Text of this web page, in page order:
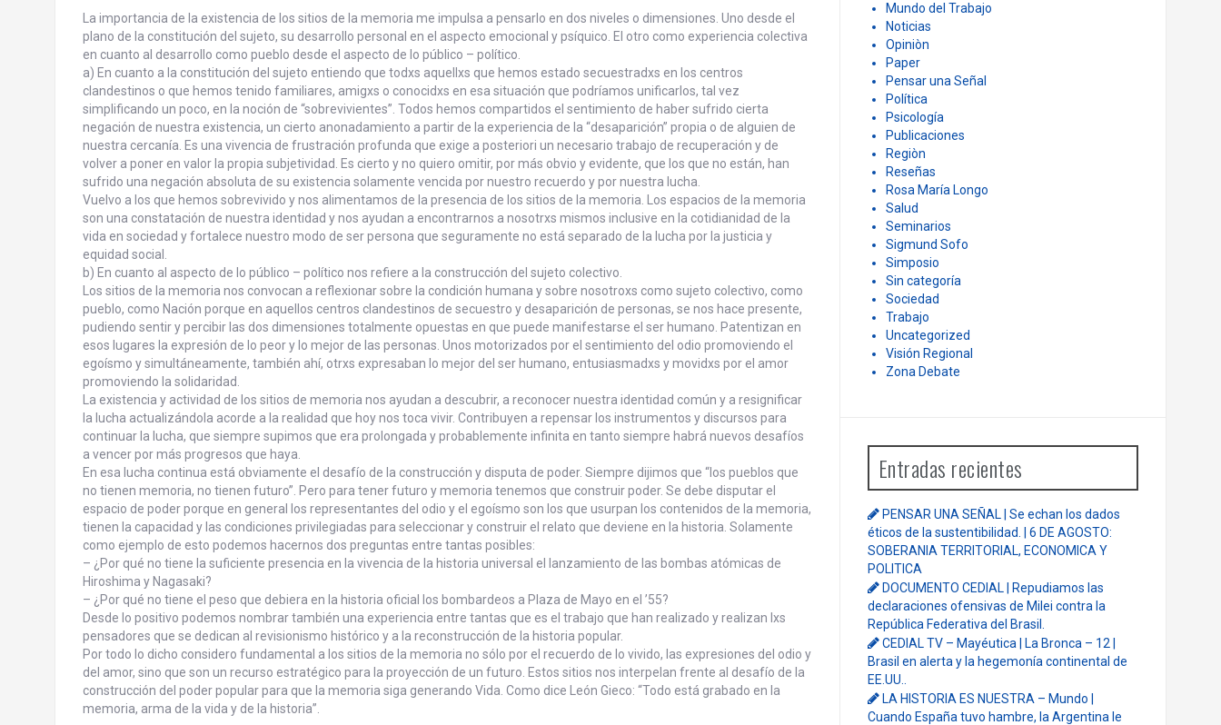
La importancia de la existencia de los sitios de la memoria me impulsa a pensarlo en dos niveles o dimensiones. Uno desde el
plano de la constitución del sujeto, su desarrollo personal en el aspecto emocional y psíquico. El otro como experiencia colectiva
en cuanto al desarrollo como pueblo desde el aspecto de lo público – político.
a) En cuanto a la constitución del sujeto entiendo que todxs aquellxs que hemos estado secuestradxs en los centros
clandestinos o que hemos tenido familiares, amigxs o conocidxs en esa situación que podríamos unificarlos, tal vez
simplificando un poco, en la noción de “sobrevivientes”. Todos hemos compartidos el sentimiento de haber sufrido cierta
negación de nuestra existencia, un cierto anonadamiento a partir de la experiencia de la “desaparición” propia o de alguien de
nuestra cercanía. Es una vivencia de frustración profunda que exige a posteriori un necesario trabajo de recuperación y de
volver a poner en valor la propia subjetividad. Es cierto y no quiero omitir, por más obvio y evidente, que los que no están, han
sufrido una negación absoluta de su existencia solamente vencida por nuestro recuerdo y por nuestra lucha.
Vuelvo a los que hemos sobrevivido y nos alimentamos de la presencia de los sitios de la memoria. Los espacios de la memoria
son una constatación de nuestra identidad y nos ayudan a encontrarnos a nosotrxs mismos inclusive en la cotidianidad de la
vida en sociedad y fortalece nuestro modo de ser persona que seguramente no está separado de la lucha por la justicia y
equidad social.
b) En cuanto al aspecto de lo público – político nos refiere a la construcción del sujeto colectivo.
Los sitios de la memoria nos convocan a reflexionar sobre la condición humana y sobre nosotroxs como sujeto colectivo, como
pueblo, como Nación porque en aquellos centros clandestinos de secuestro y desaparición de personas, se nos hace presente,
pudiendo sentir y percibir las dos dimensiones totalmente opuestas en que puede manifestarse el ser humano. Patentizan en
esos lugares la expresión de lo peor y lo mejor de las personas. Unos motorizados por el sentimiento del odio promoviendo el
egoísmo y simultáneamente, también ahí, otrxs expresaban lo mejor del ser humano, entusiasmadxs y movidxs por el amor
promoviendo la solidaridad.
La existencia y actividad de los sitios de memoria nos ayudan a descubrir, a reconocer nuestra identidad común y a resignificar
la lucha actualizándola acorde a la realidad que hoy nos toca vivir. Contribuyen a repensar los instrumentos y discursos para
continuar la lucha, que siempre supimos que era prolongada y probablemente infinita en tanto siempre habrá nuevos desafíos
a vencer por más progresos que haya.
En esa lucha continua está obviamente el desafío de la construcción y disputa de poder. Siempre dijimos que “los pueblos que
no tienen memoria, no tienen futuro”. Pero para tener futuro y memoria tenemos que construir poder. Se debe disputar el
espacio de poder porque en general los representantes del odio y el egoísmo son los que usurpan los contenidos de la memoria,
tienen la capacidad y las condiciones privilegiadas para seleccionar y construir el relato que deviene en la historia. Solamente
como ejemplo de esto podemos hacernos dos preguntas entre tantas posibles:
– ¿Por qué no tiene la suficiente presencia en la vivencia de la historia universal el lanzamiento de las bombas atómicas de
Hiroshima y Nagasaki?
– ¿Por qué no tiene el peso que debiera en la historia oficial los bombardeos a Plaza de Mayo en el ’55?
Desde lo positivo podemos nombrar también una experiencia entre tantas que es el trabajo que han realizado y realizan lxs
pensadores que se dedican al revisionismo histórico y a la reconstrucción de la historia popular.
Por todo lo dicho considero fundamental a los sitios de la memoria no sólo por el recuerdo de lo vivido, las expresiones del odio y
del amor, sino que son un recurso estratégico para la proyección de un futuro. Estos sitios nos interpelan frente al desafío de la
construcción del poder popular para que la memoria siga generando Vida. Como dice León Gieco: “Todo está grabado en la
memoria, arma de la vida y de la historia”.
Mundo del Trabajo
Noticias
Opiniòn
Paper
Pensar una Señal
Política
Psicología
Publicaciones
Regiòn
Reseñas
Rosa María Longo
Salud
Seminarios
Sigmund Sofo
Simposio
Sin categoría
Sociedad
Trabajo
Uncategorized
Visión Regional
Zona Debate
Entradas recientes
PENSAR UNA SEÑAL | Se echan los dados
éticos de la sustentibilidad. | 6 DE AGOSTO:
SOBERANIA TERRITORIAL, ECONOMICA Y
POLITICA
DOCUMENTO CEDIAL | Repudiamos las
declaraciones ofensivas de Milei contra la
República Federativa del Brasil.
CEDIAL TV – Mayéutica | La Bronca – 12 |
Brasil en alerta y la hegemonía continental de
EE.UU..
LA HISTORIA ES NUESTRA – Mundo |
Cuando España tuvo hambre, la Argentina le